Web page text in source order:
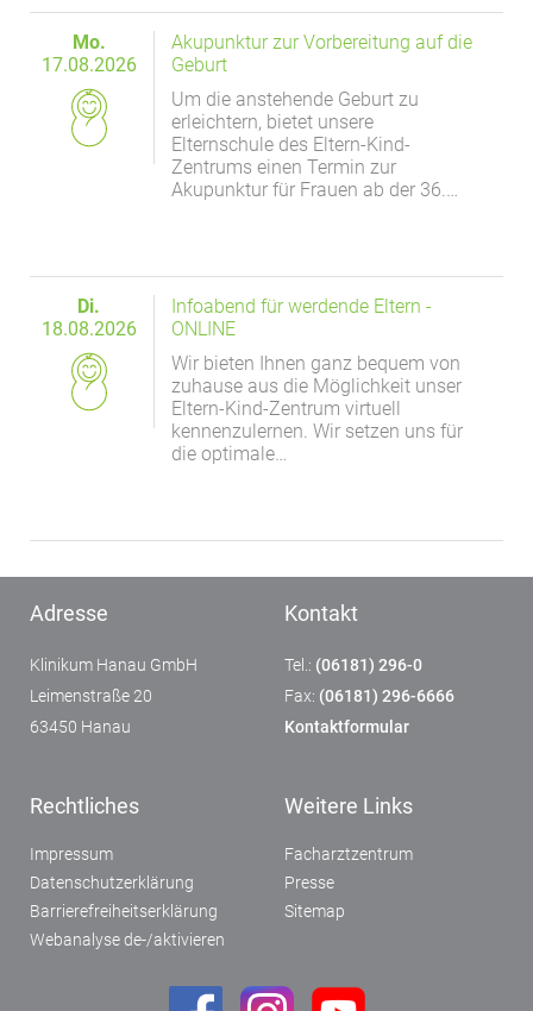
Mo.
17.08.2026
Akupunktur zur Vorbereitung auf die
Geburt
Um die anstehende Geburt zu
erleichtern, bietet unsere
Elternschule des Eltern-Kind-
Zentrums einen Termin zur
Akupunktur für Frauen ab der 36.…
Di.
18.08.2026
Infoabend für werdende Eltern -
ONLINE
Wir bieten Ihnen ganz bequem von
zuhause aus die Möglichkeit unser
Eltern-Kind-Zentrum virtuell
kennenzulernen. Wir setzen uns für
die optimale…
Adresse
Klinikum Hanau GmbH
Leimenstraße 20
63450 Hanau
Kontakt
Tel.: (06181) 296-0
Fax: (06181) 296-6666
Kontaktformular
Rechtliches
Impressum
Datenschutzerklärung
Barrierefreiheitserklärung
Webanalyse de-/aktivieren
Weitere Links
Facharztzentrum
Presse
Sitemap